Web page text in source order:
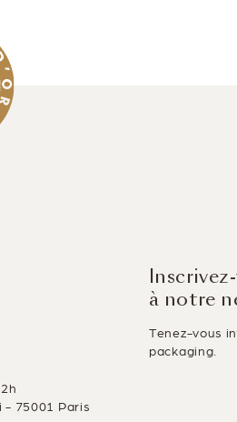
- 75001 Paris
à notre
Tenez-vous
packaging.